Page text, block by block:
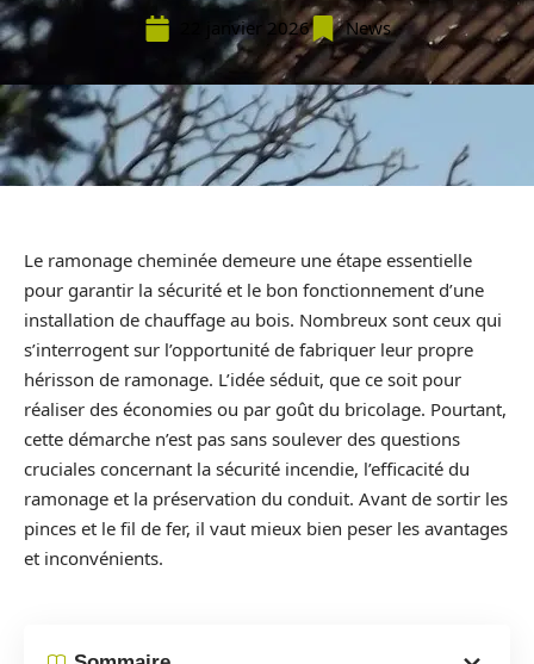
22 janvier 2026 News
Le ramonage cheminée demeure une étape essentielle
pour garantir la sécurité et le bon fonctionnement d’une
installation de chauffage au bois. Nombreux sont ceux qui
s’interrogent sur l’opportunité de fabriquer leur propre
hérisson de ramonage. L’idée séduit, que ce soit pour
réaliser des économies ou par goût du bricolage. Pourtant,
cette démarche n’est pas sans soulever des questions
cruciales concernant la sécurité incendie, l’efficacité du
ramonage et la préservation du conduit. Avant de sortir les
pinces et le fil de fer, il vaut mieux bien peser les avantages
et inconvénients.